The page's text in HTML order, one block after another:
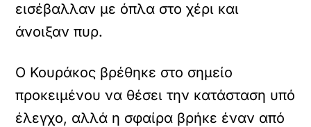
εισέβαλλαν με όπλα στο χέρι και
άνοιξαν πυρ.
Ο Κουράκος βρέθηκε στο σημείο
προκειμένου να θέσει την κατάσταση υπό
έλεγχο, αλλά η σφαίρα βρήκε έναν από